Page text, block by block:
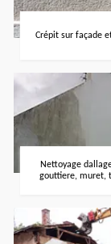
Crépit sur façade
Nettoyage
gouttiere, muret,